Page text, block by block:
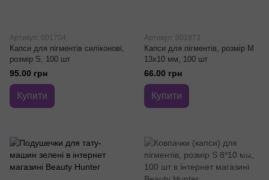
Артикул: 001704
Капси для пігментів силіконові,
розмір S, 100 шт
95.00 грн
Купити
Артикул: 001873
Капси для пігментів, розмір M
13x10 мм, 100 шт
66.00 грн
Купити